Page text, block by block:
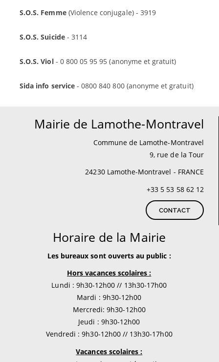
S.O.S. Femme(Violence conjugale) - 3919
S.O.S. Suicide- 3114
S.O.S. Viol - 0 800 05 95 95 (anonyme et gratuit)
Sida info service- 0800 840 800 (anonyme et gratuit)
Mairie de Lamothe-Montravel
Commune de Lamothe-Montravel
9, rue de la Tour
24230 Lamothe-Montravel - FRANCE
+33 5 53 58 62 12
CONTACT
Horaire de la Mairie
Les bureaux sont ouverts au public :
Hors vacances scolaires :
Lundi : 9h30-12h00 // 13h30-17h00
Mardi : 9h30-12h00
Mercredi: 9h30-12h00
Jeudi : 9h30-12h00
Vendredi : 9h30-12h00 // 13h30-17h00
Vacances scolaires :